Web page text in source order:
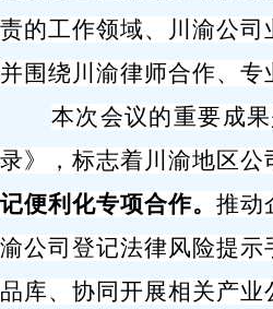
责的工作领域、川渝公
并围绕川渝律师合作、
本次会议的重要成
录》，标志着川渝地区
记便利化专项合作。推动
渝公司登记法律风险提示
品库、协同开展相关产